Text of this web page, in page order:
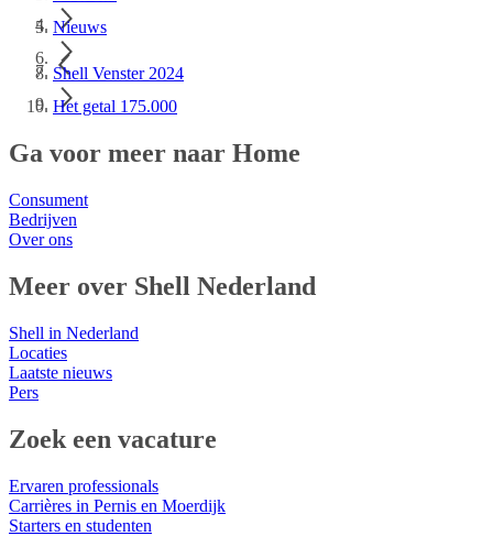
Nieuws
Shell Venster 2024
Het getal 175.000
Ga voor meer naar Home
Consument
Bedrijven
Over ons
Meer over Shell Nederland
Shell in Nederland
Locaties
Laatste nieuws
Pers
Zoek een vacature
Ervaren professionals
Carrières in Pernis en Moerdijk
Starters en studenten